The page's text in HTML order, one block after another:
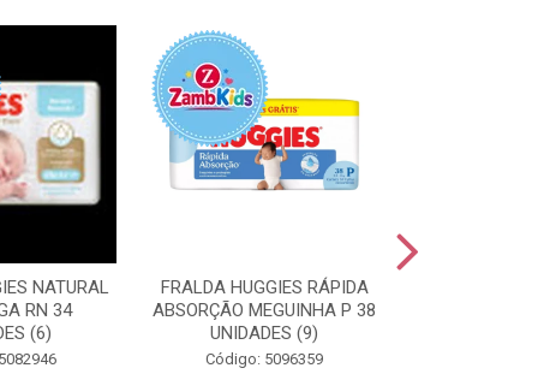
NATURAL
RN 34
(6)
FRALDA HUGGIES RÁPIDA
ABSORÇÃO MEGUINHA P 38
UNIDADES (9)
Código: 5096359